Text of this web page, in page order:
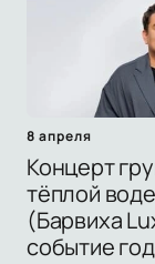
8 апреля
Концерт
тёплой
(Барвиха
событие